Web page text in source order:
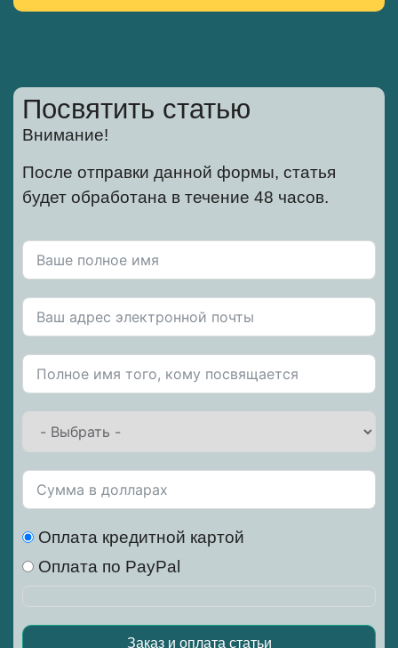
Посвятить статью
Внимание!
После отправки данной формы, статья
будет обработана в течение 48 часов.
Оплата кредитной картой
Оплата по PayPal
Заказ и оплата статьи